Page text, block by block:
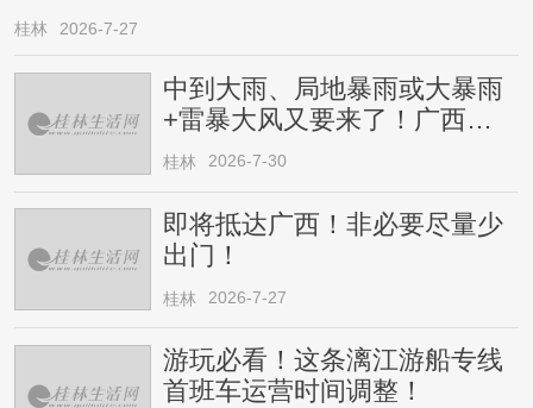
桂林 2026-7-27
中到大雨、局地暴雨或大暴雨
+雷暴大风又要来了！广西人
请注意
桂林 2026-7-30
即将抵达广西！非必要尽量少
出门！
桂林 2026-7-27
游玩必看！这条漓江游船专线
首班车运营时间调整！